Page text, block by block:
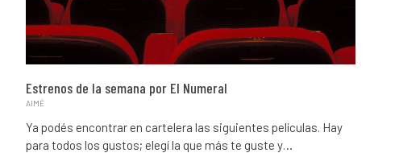
Estrenos de la semana por El Numeral
AIMÉ
Ya podés encontrar en cartelera las siguientes películas. Hay
para todos los gustos; elegí la que más te guste y…